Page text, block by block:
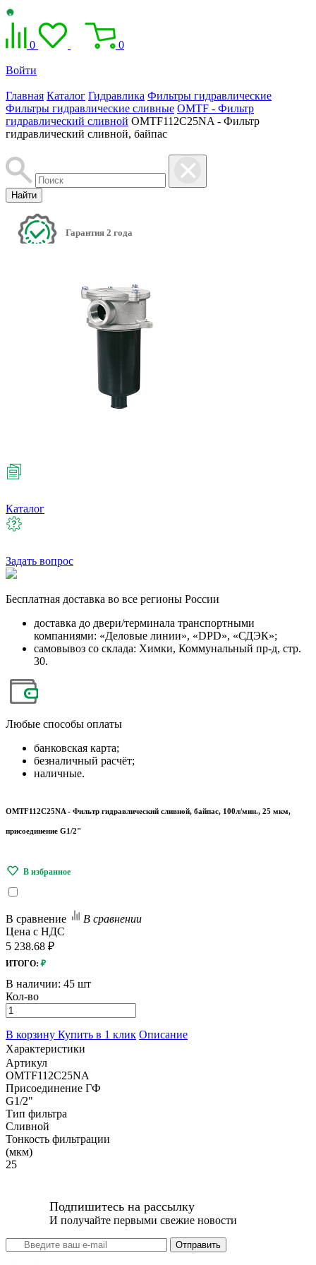
0 0
Войти
Главная Каталог Гидравлика Фильтры гидравлические
Фильтры гидравлические сливные OMTF - Фильтр
гидравлический сливной OMTF112C25NA - Фильтр
гидравлический сливной, байпас
Найти
Гарантия 2 года
Каталог
Задать вопрос
Бесплатная доставка во все регионы России
доставка до двери/терминала транспортными
компаниями: «Деловые линии», «DPD», «СДЭК»;
самовывоз со склада: Химки, Коммунальный пр-д, стр.
30.
Любые способы оплаты
банковская карта;
безналичный расчёт;
наличные.
OMTF112C25NA - Фильтр гидравлический сливной, байпас, 100л/мин., 25 мкм,
присоединение G1/2"
В сравнение
В сравнении
Цена с НДС
5 238.68 ₽
ИТОГО: ₽
В наличии: 45 шт
Кол-во
В корзину Купить в 1 клик Описание
Характеристики
Артикул
OMTF112C25NA
Присоединение ГФ
G1/2"
Тип фильтра
Сливной
Тонкость фильтрации
(мкм)
25
Подпишитесь на рассылку
И получайте первыми свежие новости
Отправить